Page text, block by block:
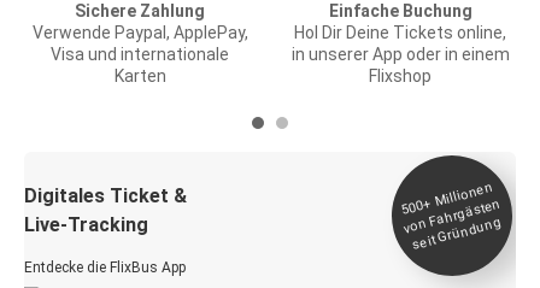
Sichere Zahlung
Verwende Paypal, ApplePay,
Visa und internationale
Karten
Einfache Buchung
Hol Dir Deine Tickets online,
in unserer App oder in einem
Flixshop
Digitales Ticket &
Live-Tracking
Entdecke die FlixBus App
500+
Millionen
von Fahrgästen
seit
Gründung